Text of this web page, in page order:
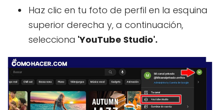
Haz clic en tu foto de perfil en la esquina
superior derecha y, a continuación,
selecciona 'YouTube Studio'.